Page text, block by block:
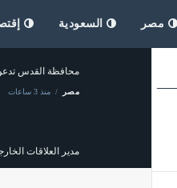
مصر السعودية
محافظة القدس
مصر منذ 3 ساعات
مدير العلاقات الخارجية بالإسماعيلية: 30 جهة